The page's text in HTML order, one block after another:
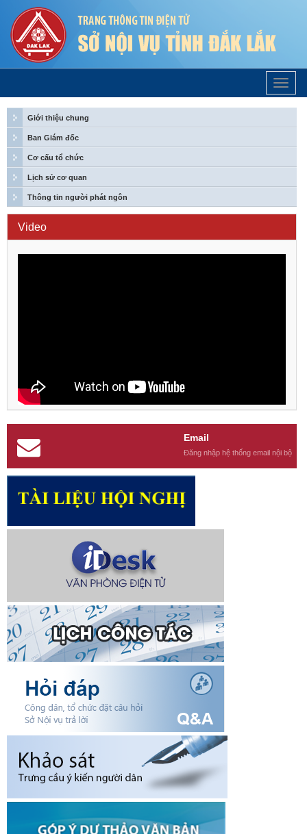
Trang
Chủ
Giới thiệu chung
Ban Giám đốc
Cơ cấu tổ chức
Lịch sử cơ quan
Thông tin người phát ngôn
Video
Email
Đăng nhập hệ thống email nội bộ